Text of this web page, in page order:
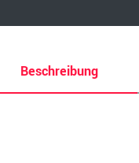
Beschreibung